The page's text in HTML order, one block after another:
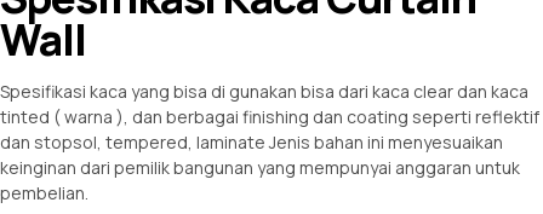
Wall
Spesifikasi kaca yang bisa di gunakan bisa dari kaca clear dan kaca
tinted ( warna ), dan berbagai finishing dan coating seperti reflektif
dan stopsol, tempered, laminate Jenis bahan ini menyesuaikan
keinginan dari pemilik bangunan yang mempunyai anggaran untuk
pembelian.